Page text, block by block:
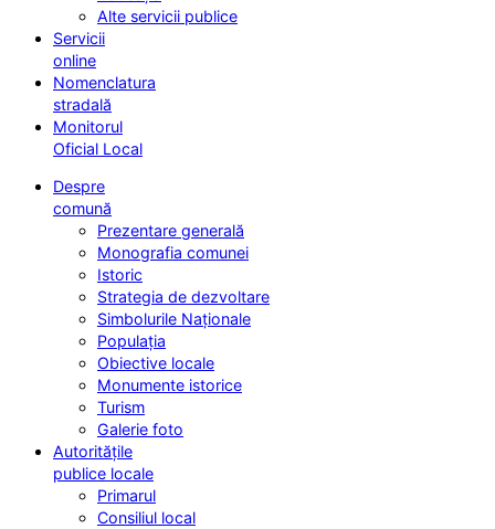
Alte servicii publice
Servicii
online
Nomenclatura
stradală
Monitorul
Oficial Local
Despre
comună
Prezentare generală
Monografia comunei
Istoric
Strategia de dezvoltare
Simbolurile Naționale
Populația
Obiective locale
Monumente istorice
Turism
Galerie foto
Autoritățile
publice locale
Primarul
Consiliul local